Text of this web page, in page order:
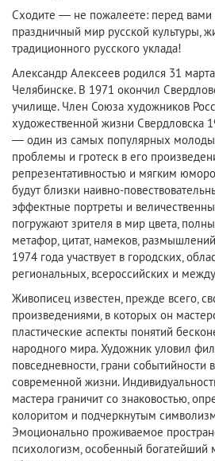
Сходите — не пожалеете: перед вами
праздничный мир русской культуры,
традиционного русского уклада!
Александр Алексеев родился 31
Челябинске. В 1971 окончил
училище. Член Союза художников
художественной жизни Свердловска
— один из самых популярных
проблемы и гротеск в его
репрезентативностью и мягким
будут близки наивно-
эффектные портреты и
погружают зрителя в мир цвета,
метафор, цитат, намеков,
1974 года участвует в городских,
региональных, всероссийских и
Живописец известен, прежде всего,
произведениями, в которых он
пластические аспекты понятий
народного мира. Художник уловил
повседневности, грани событийности
современной жизни.
мастера граничит со знаковостью,
колоритом и подчеркнутым
Эмоционально проживаемое
психологизм, особенный